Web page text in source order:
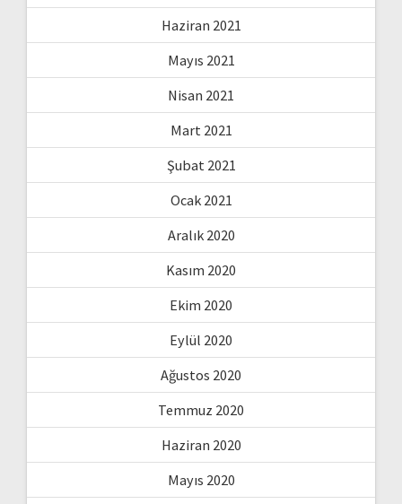
Haziran 2021
Mayıs 2021
Nisan 2021
Mart 2021
Şubat 2021
Ocak 2021
Aralık 2020
Kasım 2020
Ekim 2020
Eylül 2020
Ağustos 2020
Temmuz 2020
Haziran 2020
Mayıs 2020